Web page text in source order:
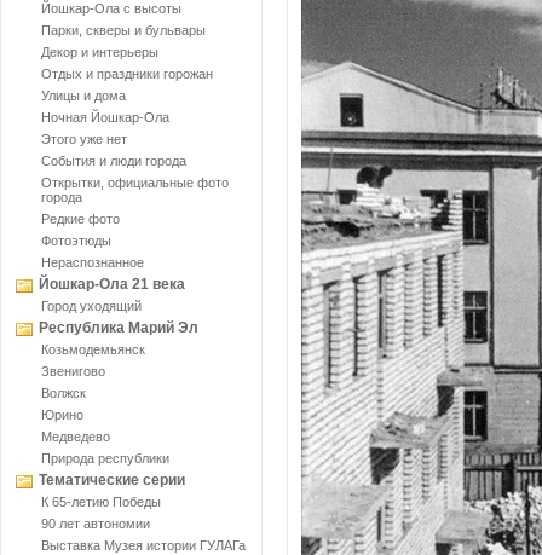
Йошкар-Ола с высоты
Парки, скверы и бульвары
Декор и интерьеры
Отдых и праздники горожан
Улицы и дома
Ночная Йошкар-Ола
Этого уже нет
События и люди города
Открытки, официальные фото
города
Редкие фото
Фотоэтюды
Нераспознанное
Йошкар-Ола 21 века
Город уходящий
Республика Марий Эл
Козьмодемьянск
Звенигово
Волжск
Юрино
Медведево
Природа республики
Тематические серии
К 65-летию Победы
90 лет автономии
Выставка Музея истории ГУЛАГа